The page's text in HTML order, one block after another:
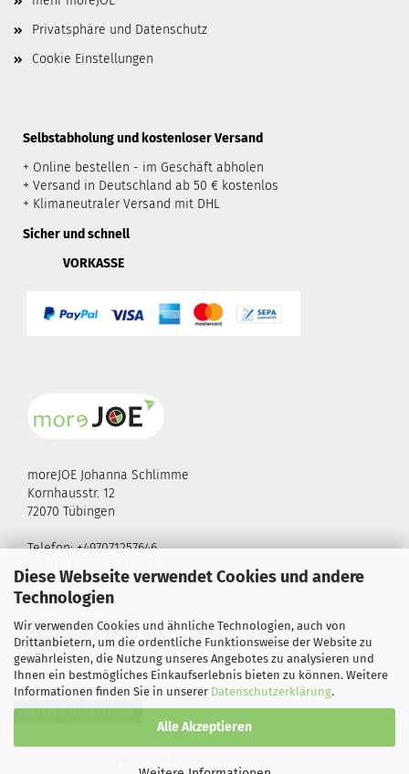
Diese Webseite verwendet Cookies und andere
Technologien
Wir verwenden Cookies und ähnliche Technologien, auch von
Drittanbietern, um die ordentliche Funktionsweise der Website zu
gewährleisten, die Nutzung unseres Angebotes zu analysieren und
Ihnen ein bestmögliches Einkaufserlebnis bieten zu können. Weitere
Informationen finden Sie in unserer Datenschutzerklärung.
Alle Akzeptieren
Privatsphäre und Datenschutz
Cookie Einstellungen
​Selbstabholung und kostenloser Versand
+ Online bestellen - im Geschäft abholen
+ Versand in Deutschland ab 50 € kostenlos
+ Klimaneutraler Versand mit DHL
Sicher und schnell
VORKASSE
moreJOE Johanna Schlimme
Kornhausstr. 12
72070 Tübingen
Telefon: +497071257646
E-Mail:
hallo@moreJOE.de
FOLGE UNS!
Vertrag widerrufen